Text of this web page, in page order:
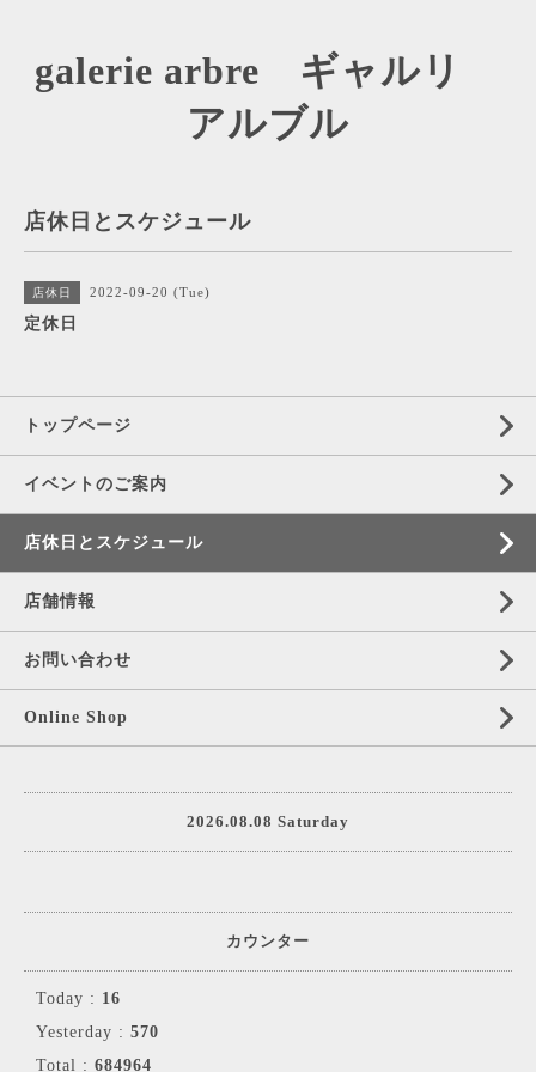
galerie arbre ギャルリ
アルブル
店休日とスケジュール
店休日 2022-09-20 (Tue)
定休日
トップページ
イベントのご案内
店休日とスケジュール
店舗情報
お問い合わせ
Online Shop
2026.08.08 Saturday
カウンター
Today : 16
Yesterday : 570
Total : 684964